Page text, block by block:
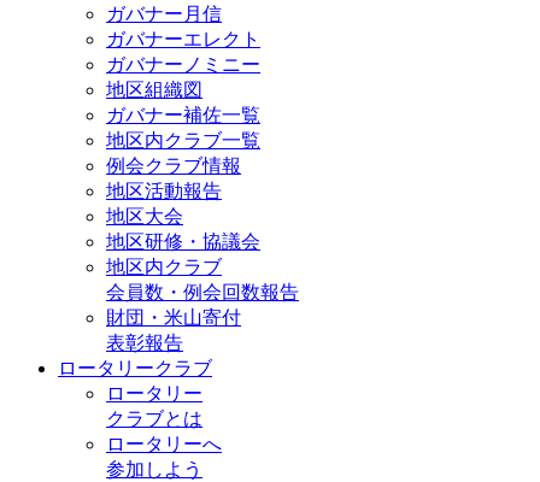
ガバナー月信
ガバナーエレクト
ガバナーノミニー
地区組織図
ガバナー補佐一覧
地区内クラブ一覧
例会クラブ情報
地区活動報告
地区大会
地区研修・協議会
地区内クラブ
会員数・例会回数報告
財団・米山寄付
表彰報告
ロータリークラブ
ロータリー
クラブとは
ロータリーへ
参加しよう